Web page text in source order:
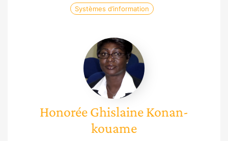
Systèmes d’information
Honorée
Ghislaine
Konan-
kouame
Honorée GhislaineKonan-
kouame